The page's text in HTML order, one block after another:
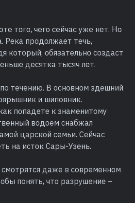
того, чего сейчас уже нет. Но
Река продолжает течь,
который, обязательно создаст
десятка тысяч лет.
течению. В основном здешний
и шиповник.
попадете к знаменитому
водоем снабжал
царской семьи. Сейчас
на исток Сары-Узень.
даже в современном
понять, что разрушение –